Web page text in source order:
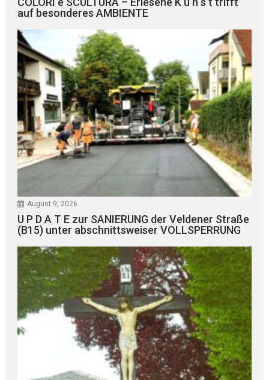
auf besonderes AMBIENTE
August 9, 2026
U P D A T E zur SANIERUNG der Veldener Straße
(B15) unter abschnittsweiser VOLLSPERRUNG